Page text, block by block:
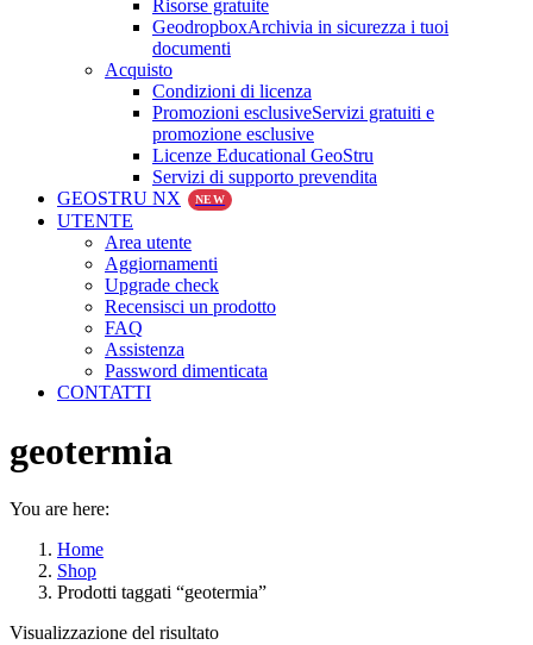
Risorse gratuite
GeodropboxArchivia in sicurezza i tuoi
documenti
Acquisto
Condizioni di licenza
Promozioni esclusiveServizi gratuiti e
promozione esclusive
Licenze Educational GeoStru
Servizi di supporto prevendita
GEOSTRU NX
NEW
UTENTE
Area utente
Aggiornamenti
Upgrade check
Recensisci un prodotto
FAQ
Assistenza
Password dimenticata
CONTATTI
geotermia
You are here:
Home
Shop
Prodotti taggati “geotermia”
Visualizzazione del risultato